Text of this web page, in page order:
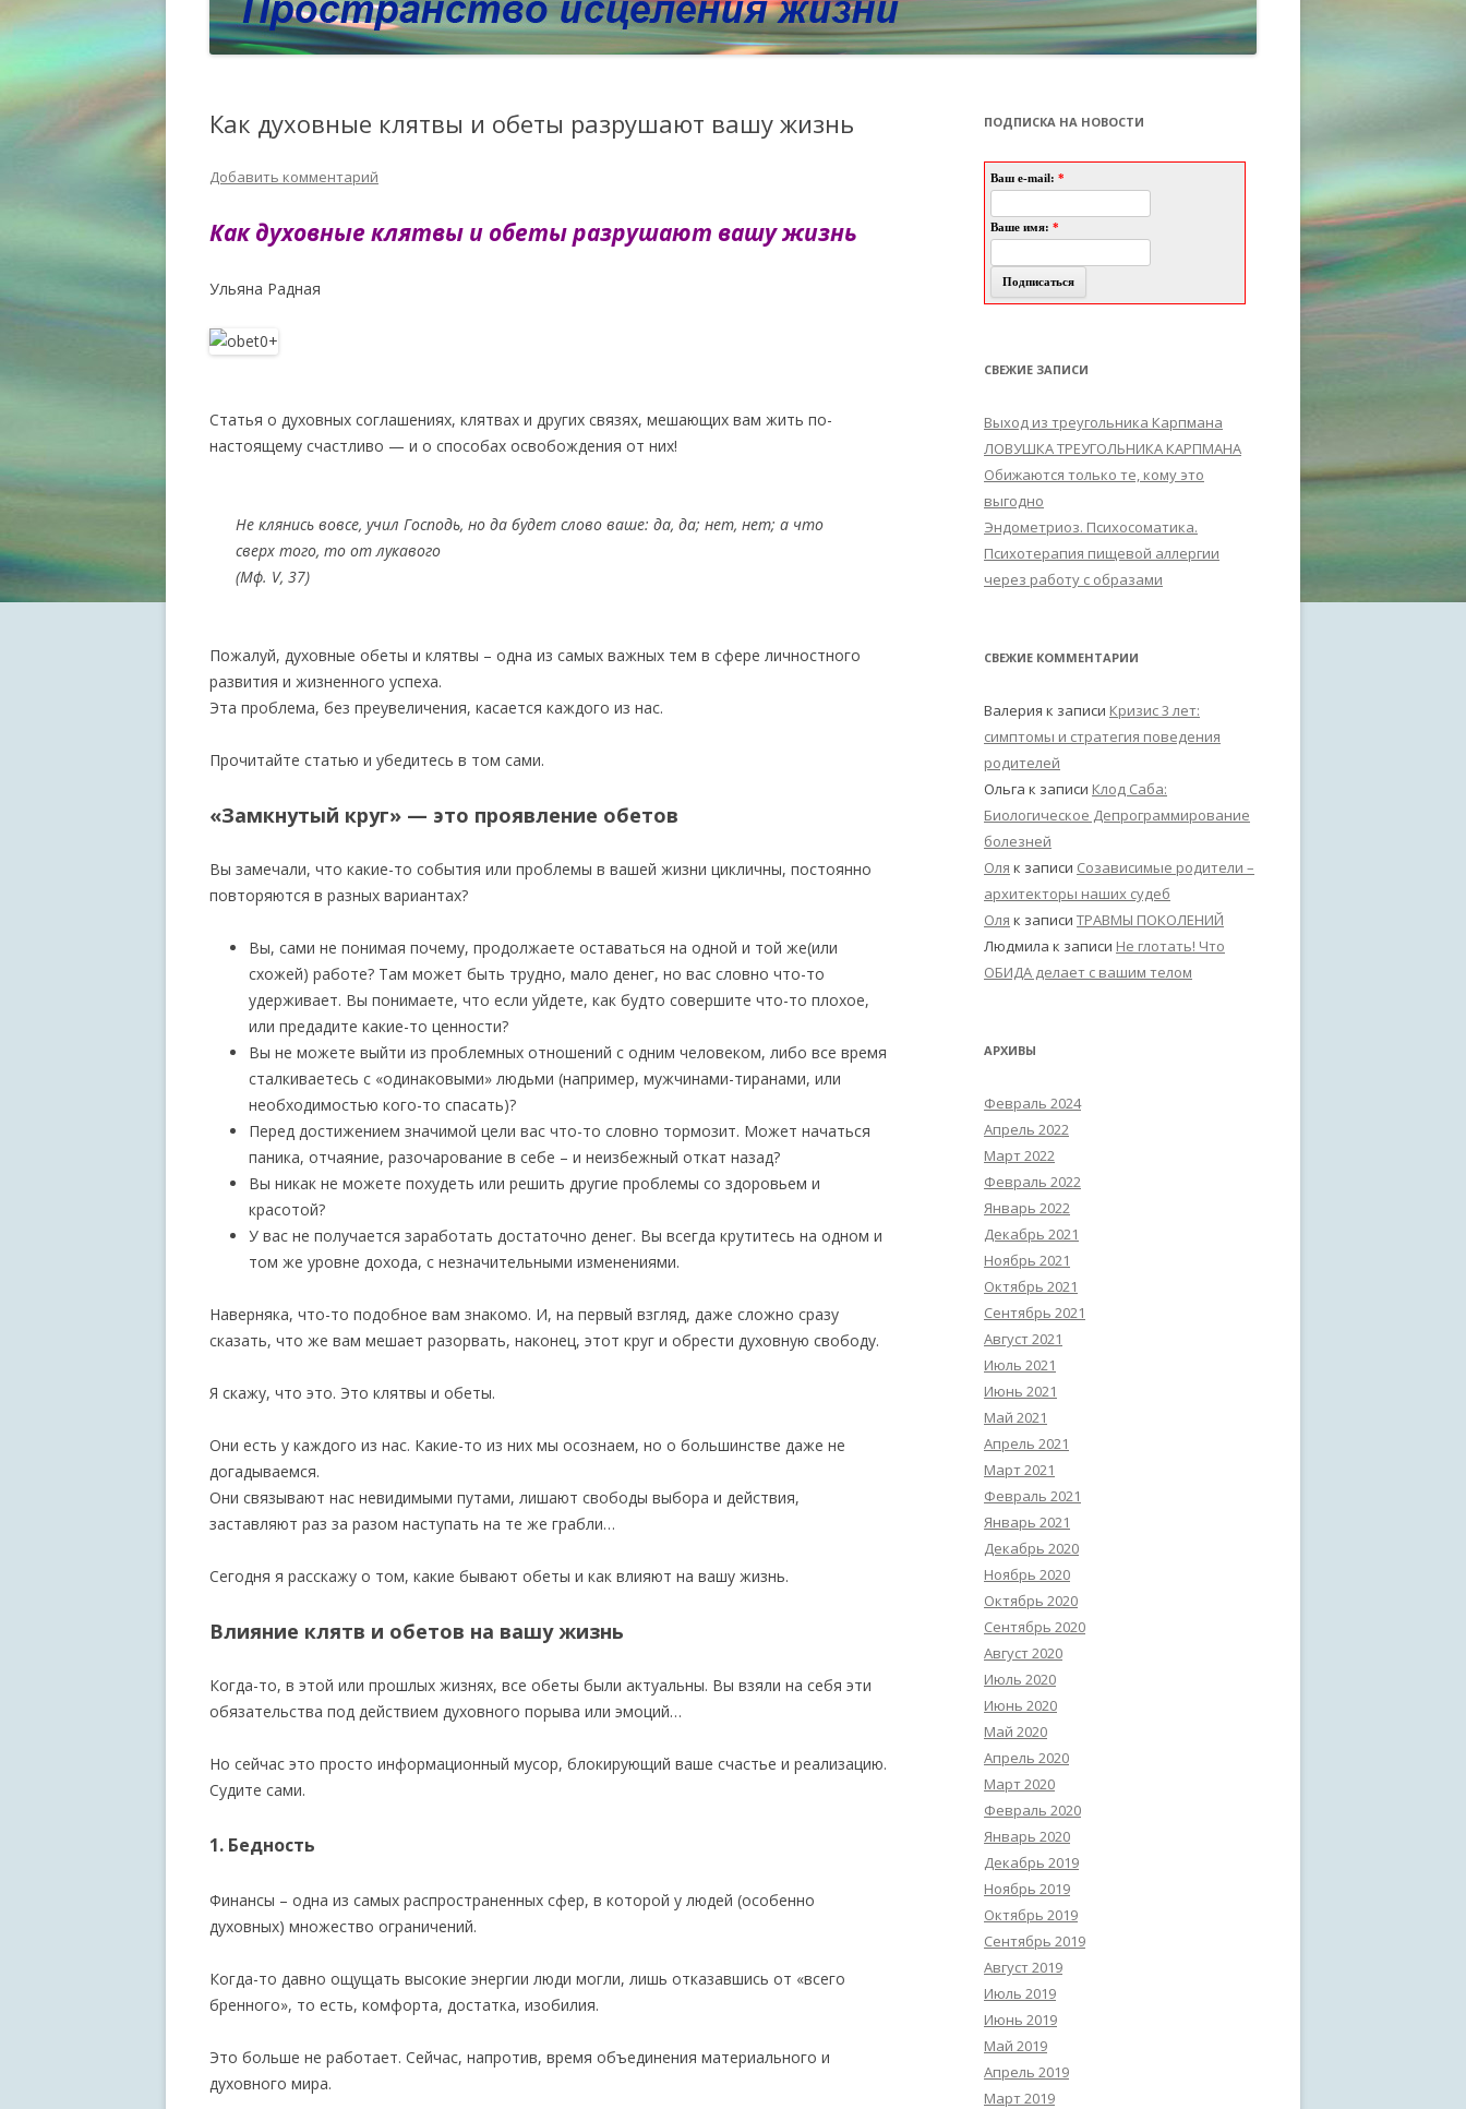
Как духовные клятвы и обеты разрушают вашу жизнь
Добавить комментарий
Как духовные клятвы и обеты разрушают вашу жизнь
Ульяна Радная
Статья о духовных соглашениях, клятвах и других связях, мешающих вам жить по-
настоящему счастливо — и о способах освобождения от них!
Не клянись вовсе, учил Господь, но да будет слово ваше: да, да; нет, нет; а что
сверх того, то от лукавого
(Мф. V, 37)
Пожалуй, духовные обеты и клятвы – одна из самых важных тем в сфере личностного
развития и жизненного успеха.
Эта проблема, без преувеличения, касается каждого из нас.
Прочитайте статью и убедитесь в том сами.
«Замкнутый круг» — это проявление обетов
Вы замечали, что какие-то события или проблемы в вашей жизни цикличны, постоянно
повторяются в разных вариантах?
Вы, сами не понимая почему, продолжаете оставаться на одной и той же(или
схожей) работе? Там может быть трудно, мало денег, но вас словно что-то
удерживает. Вы понимаете, что если уйдете, как будто совершите что-то плохое,
или предадите какие-то ценности?
Вы не можете выйти из проблемных отношений с одним человеком, либо все время
сталкиваетесь с «одинаковыми» людьми (например, мужчинами-тиранами, или
необходимостью кого-то спасать)?
Перед достижением значимой цели вас что-то словно тормозит. Может начаться
паника, отчаяние, разочарование в себе – и неизбежный откат назад?
Вы никак не можете похудеть или решить другие проблемы со здоровьем и
красотой?
У вас не получается заработать достаточно денег. Вы всегда крутитесь на одном и
том же уровне дохода, с незначительными изменениями.
Наверняка, что-то подобное вам знакомо. И, на первый взгляд, даже сложно сразу
сказать, что же вам мешает разорвать, наконец, этот круг и обрести духовную свободу.
Я скажу, что это. Это клятвы и обеты.
Они есть у каждого из нас. Какие-то из них мы осознаем, но о большинстве даже не
догадываемся.
Они связывают нас невидимыми путами, лишают свободы выбора и действия,
заставляют раз за разом наступать на те же грабли…
Сегодня я расскажу о том, какие бывают обеты и как влияют на вашу жизнь.
Влияние клятв и обетов на вашу жизнь
Когда-то, в этой или прошлых жизнях, все обеты были актуальны. Вы взяли на себя эти
обязательства под действием духовного порыва или эмоций…
Но сейчас это просто информационный мусор, блокирующий ваше счастье и реализацию.
Судите сами.
1. Бедность
Финансы – одна из самых распространенных сфер, в которой у людей (особенно
духовных) множество ограничений.
Когда-то давно ощущать высокие энергии люди могли, лишь отказавшись от «всего
бренного», то есть, комфорта, достатка, изобилия.
Это больше не работает. Сейчас, напротив, время объединения материального и
духовного мира.
ПОДПИСКА НА НОВОСТИ
Ваш e-mail: *
Ваше имя: *
СВЕЖИЕ ЗАПИСИ
Выход из треугольника Карпмана
ЛОВУШКА ТРЕУГОЛЬНИКА КАРПМАНА
Обижаются только те, кому это
выгодно
Эндометриоз. Психосоматика.
Психотерапия пищевой аллергии
через работу с образами
СВЕЖИЕ КОММЕНТАРИИ
Валерия к записи Кризис 3 лет:
симптомы и стратегия поведения
родителей
Ольга к записи Клод Саба:
Биологическое Депрограммирование
болезней
Оля к записи Созависимые родители –
архитекторы наших судеб
Оля к записи ТРАВМЫ ПОКОЛЕНИЙ
Людмила к записи Не глотать! Что
ОБИДА делает с вашим телом
АРХИВЫ
Февраль 2024
Апрель 2022
Март 2022
Февраль 2022
Январь 2022
Декабрь 2021
Ноябрь 2021
Октябрь 2021
Сентябрь 2021
Август 2021
Июль 2021
Июнь 2021
Май 2021
Апрель 2021
Март 2021
Февраль 2021
Январь 2021
Декабрь 2020
Ноябрь 2020
Октябрь 2020
Сентябрь 2020
Август 2020
Июль 2020
Июнь 2020
Май 2020
Апрель 2020
Март 2020
Февраль 2020
Январь 2020
Декабрь 2019
Ноябрь 2019
Октябрь 2019
Сентябрь 2019
Август 2019
Июль 2019
Июнь 2019
Май 2019
Апрель 2019
Март 2019